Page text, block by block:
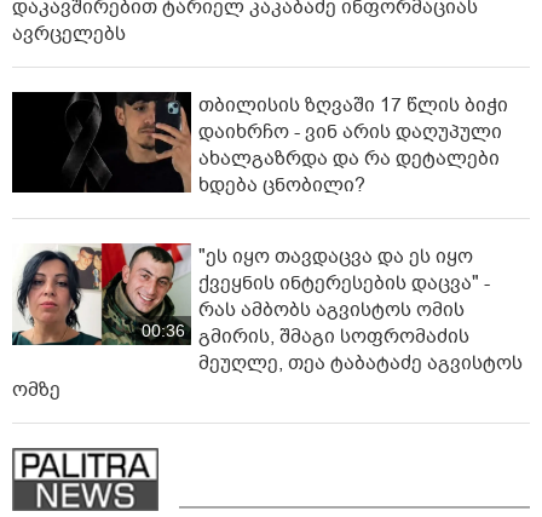
დაკავშირებით ტარიელ კაკაბაძე ინფორმაციას
ავრცელებს
თბილისის ზღვაში 17 წლის ბიჭი
დაიხრჩო - ვინ არის დაღუპული
ახალგაზრდა და რა დეტალები
ხდება ცნობილი?
00:36
"ეს იყო თავდაცვა და ეს იყო
ქვეყნის ინტერესების დაცვა" -
რას ამბობს აგვისტოს ომის
გმირის, შმაგი სოფრომაძის
მეუღლე, თეა ტაბატაძე აგვისტოს
ომზე